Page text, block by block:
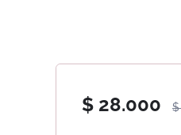
$ 28.000 $